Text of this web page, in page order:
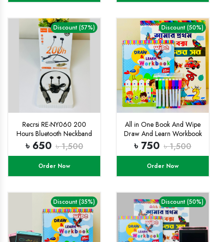
Discount (57%)
Recrsi RE-NY060 200
Hours Bluetooth Neckband
৳ 650 ৳ 1,500
Order Now
Discount (50%)
All in One Book And Wipe
Draw And Learn Workbook
Combo
৳ 750 ৳ 1,500
Order Now
Discount (35%) Discount (50%)